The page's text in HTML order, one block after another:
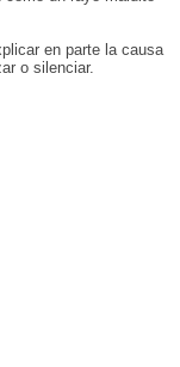
en parte la causa
o silenciar.